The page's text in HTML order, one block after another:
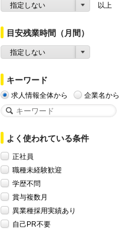
指定しない 以上
目安残業時間（月間）
指定しない
キーワード
求人情報全体から 企業名から
よく使われている条件
正社員
職種未経験歓迎
学歴不問
賞与複数月
異業種採用実績あり
自己PR不要